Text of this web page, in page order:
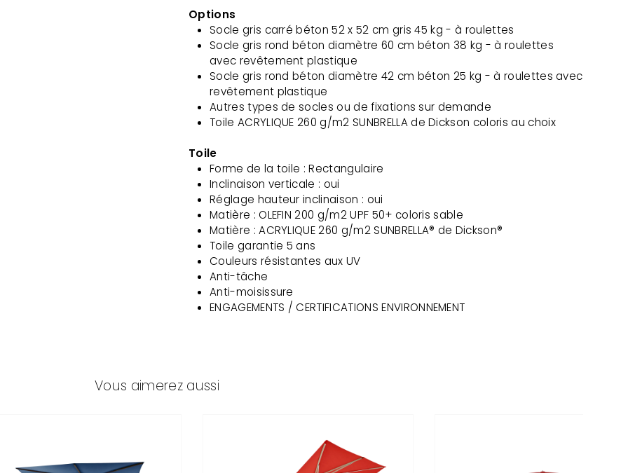
Options
Socle gris carré béton 52 x 52 cm gris 45 kg - à roulettes
Socle gris rond béton diamètre 60 cm béton 38 kg - à roulettes
avec revêtement plastique
Socle gris rond béton diamètre 42 cm béton 25 kg - à roulettes avec
revêtement plastique
Autres types de socles ou de fixations sur demande
Toile ACRYLIQUE 260 g/m2 SUNBRELLA de Dickson coloris au choix
Toile
Forme de la toile : Rectangulaire
Inclinaison verticale : oui
Réglage hauteur inclinaison : oui
Matière : OLEFIN 200 g/m2 UPF 50+ coloris sable
Matière : ACRYLIQUE 260 g/m2 SUNBRELLA® de Dickson®
Toile garantie 5 ans
Couleurs résistantes aux UV
Anti-tâche
Anti-moisissure
ENGAGEMENTS / CERTIFICATIONS ENVIRONNEMENT
Vous aimerez aussi